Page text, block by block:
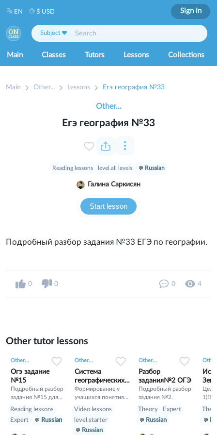
Main Classes Tutors Lessons Collections
Subject
EN $ USD Sign in
Main Other... Lessons Егэ география №33
Егэ география №33
Start lesson
Reading lessons level.all levels Russian
Галина Саркисян
Other...
Подробный разбор задания №33 ЕГЭ по географии.
0 0 0 4
Other tutor lessons
Other...
Огэ задание
№15
Подробный разбор
задания №15 для
учеников 9 класса.
Reading lessons
Expert
Russian
Other...
Система
географических
координат
Формирование у
учащихся понятия
«географическая
«географическая
долгота»,
Video lessons
level.starter
Russian
Other...
Разбор
задания№2 ОГЭ
Подробный разбор
задания №2.
Theory
Expert
Russian
Цели